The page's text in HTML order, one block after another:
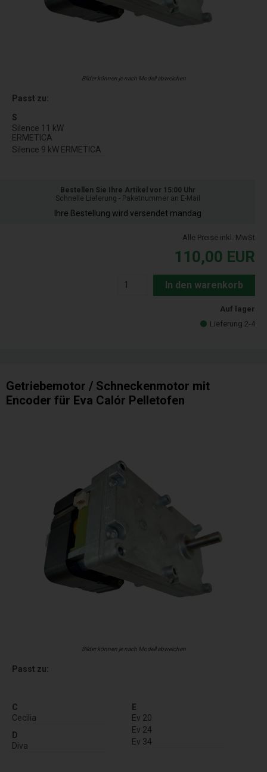
Bilder können je nach Modell abweichen
Passt zu:
S
Silence 11 kW
ERMETICA
Silence 9 kW ERMETICA
Bestellen Sie Ihre Artikel vor 15:00 Uhr
Schnelle Lieferung - Paketnummer an E-Mail
Ihre Bestellung wird versendet mandag
Alle Preise inkl. MwSt
110,00 EUR
In den warenkorb
Auf lager
Lieferung 2-4
Getriebemotor / Schneckenmotor mit
Encoder für Eva Calór Pelletofen
Bilder können je nach Modell abweichen
Passt zu:
C
Cecilia
D
Diva
E
Ev 20
Ev 24
Ev 34